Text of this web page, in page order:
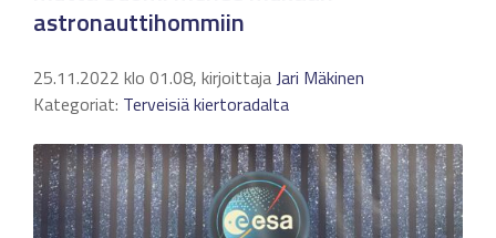
astronauttihommiin
25.11.2022 klo 01.08, kirjoittajaJari Mäkinen
Kategoriat: Terveisiä kiertoradalta